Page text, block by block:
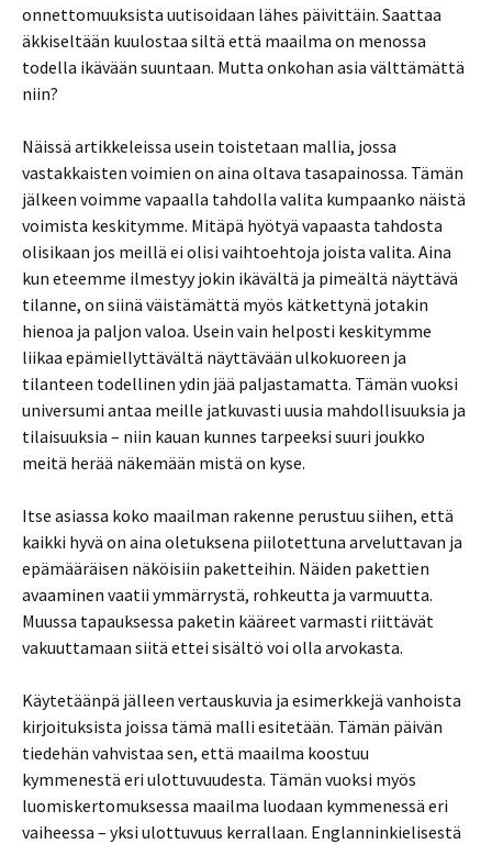
onnettomuuksista uutisoidaan lähes päivittäin. Saattaa
äkkiseltään kuulostaa siltä että maailma on menossa
todella ikävään suuntaan. Mutta onkohan asia välttämättä
niin?
Näissä artikkeleissa usein toistetaan mallia, jossa
vastakkaisten voimien on aina oltava tasapainossa. Tämän
jälkeen voimme vapaalla tahdolla valita kumpaanko näistä
voimista keskitymme. Mitäpä hyötyä vapaasta tahdosta
olisikaan jos meillä ei olisi vaihtoehtoja joista valita. Aina
kun eteemme ilmestyy jokin ikävältä ja pimeältä näyttävä
tilanne, on siinä väistämättä myös kätkettynä jotakin
hienoa ja paljon valoa. Usein vain helposti keskitymme
liikaa epämiellyttävältä näyttävään ulkokuoreen ja
tilanteen todellinen ydin jää paljastamatta. Tämän vuoksi
universumi antaa meille jatkuvasti uusia mahdollisuuksia ja
tilaisuuksia – niin kauan kunnes tarpeeksi suuri joukko
meitä herää näkemään mistä on kyse.
Itse asiassa koko maailman rakenne perustuu siihen, että
kaikki hyvä on aina oletuksena piilotettuna arveluttavan ja
epämääräisen näköisiin paketteihin. Näiden pakettien
avaaminen vaatii ymmärrystä, rohkeutta ja varmuutta.
Muussa tapauksessa paketin kääreet varmasti riittävät
vakuuttamaan siitä ettei sisältö voi olla arvokasta.
Käytetäänpä jälleen vertauskuvia ja esimerkkejä vanhoista
kirjoituksista joissa tämä malli esitetään. Tämän päivän
tiedehän vahvistaa sen, että maailma koostuu
kymmenestä eri ulottuvuudesta. Tämän vuoksi myös
luomiskertomuksessa maailma luodaan kymmenessä eri
vaiheessa – yksi ulottuvuus kerrallaan. Englanninkielisestä